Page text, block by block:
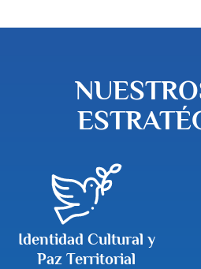
Identidad Cultural y
Paz Territorial